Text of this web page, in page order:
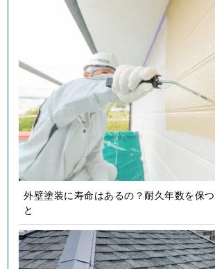
外壁塗装に寿命はあるの？耐久年数を保つ
と